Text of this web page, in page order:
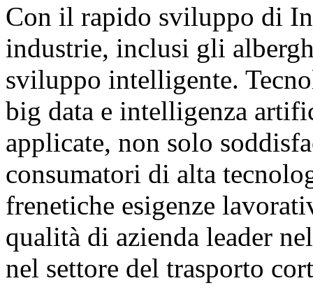
Con il rapido sviluppo di
industrie, inclusi gli
sviluppo intelligente.
big data e intelligenza
applicate, non solo
consumatori di alta
frenetiche esigenze
qualità di azienda leader
nel settore del trasporto